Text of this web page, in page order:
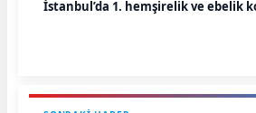
İstanbul’da 1. hemşirelik ve ebelik